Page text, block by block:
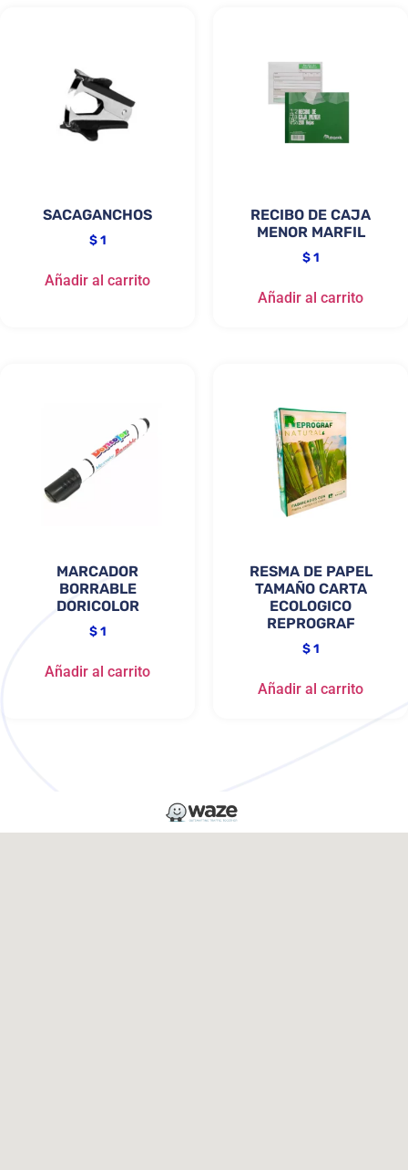
SACAGANCHOS
$1
Añadir al carrito
RECIBO DE CAJA
MENOR MARFIL
$1
Añadir al carrito
MARCADOR
BORRABLE
DORICOLOR
$1
Añadir al carrito
RESMA DE PAPEL
TAMAÑO CARTA
ECOLOGICO
REPROGRAF
$1
Añadir al carrito